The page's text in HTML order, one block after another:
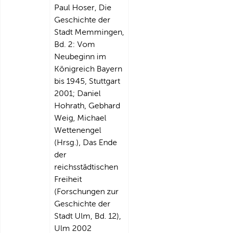
Paul Hoser, Die
Geschichte der
Stadt Memmingen,
Bd. 2: Vom
Neubeginn im
Königreich Bayern
bis 1945, Stuttgart
2001; Daniel
Hohrath, Gebhard
Weig, Michael
Wettenengel
(Hrsg.), Das Ende
der
reichsstädtischen
Freiheit
(Forschungen zur
Geschichte der
Stadt Ulm, Bd. 12),
Ulm 2002